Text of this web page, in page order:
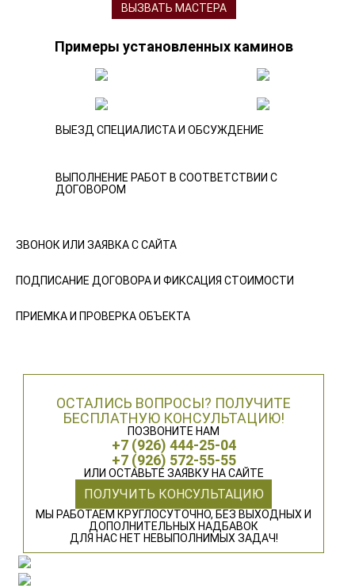
ВЫЗВАТЬ МАСТЕРА
Примеры установленных каминов
ВЫЕЗД СПЕЦИАЛИСТА И ОБСУЖДЕНИЕ
ВЫПОЛНЕНИЕ РАБОТ В СООТВЕТСТВИИ С
ДОГОВОРОМ
ЗВОНОК ИЛИ ЗАЯВКА С САЙТА
ПОДПИСАНИЕ ДОГОВОРА И ФИКСАЦИЯ СТОИМОСТИ
ПРИЕМКА И ПРОВЕРКА ОБЪЕКТА
ОСТАЛИСЬ ВОПРОСЫ? ПОЛУЧИТЕ
БЕСПЛАТНУЮ КОНСУЛЬТАЦИЮ!
ПОЗВОНИТЕ НАМ
+7 (926) 444-25-04
+7 (926) 572-55-55
ИЛИ ОСТАВЬТЕ ЗАЯВКУ НА САЙТЕ
ПОЛУЧИТЬ КОНСУЛЬТАЦИЮ
МЫ РАБОТАЕМ КРУГЛОСУТОЧНО, БЕЗ ВЫХОДНЫХ И
ДОПОЛНИТЕЛЬНЫХ НАДБАВОК
ДЛЯ НАС НЕТ НЕВЫПОЛНИМЫХ ЗАДАЧ!